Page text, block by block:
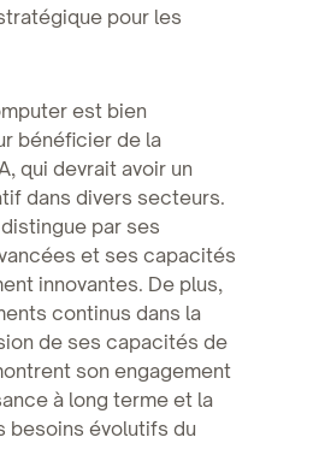
pour les
est bien
bénéficier de la
qui devrait avoir un
dans divers secteurs.
par ses
et ses capacités
innovantes. De plus,
continus dans la
de ses capacités de
son engagement
à long terme et la
besoins évolutifs du